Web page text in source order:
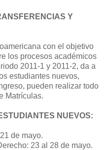
Y
con el objetivo
los procesos académicos
2011-1 y 2011-2, da a
estudiantes nuevos,
pueden realizar todo
Matrículas.
NUEVOS:
de mayo.
23 al 28 de mayo.